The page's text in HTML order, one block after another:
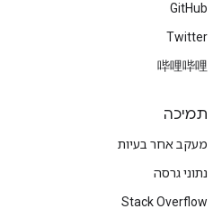
GitHub
Twitter
哔哩哔哩
תמיכה
מעקב אחר בעיות
נתוני גרסה
Stack Overflow